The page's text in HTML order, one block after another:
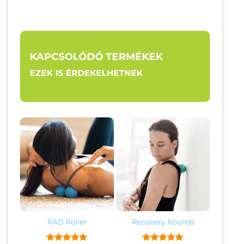
KAPCSOLÓDÓ TERMÉKEK
EZEK IS ÉRDEKELHETNEK
RAD Roller Recovery Rounds